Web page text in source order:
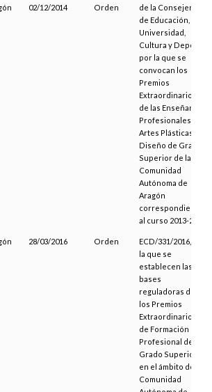
02/12/2014 Orden
de la Consejera
de Educación,
Universidad,
Cultura y Deporte,
por la que se
convocan los
Premios
Extraordinarios
de las Enseñanzas
Profesionales de
Artes Plásticas y
Diseño de Grado
Superior de la
Comunidad
Autónoma de
Aragón
correspondientes
al curso 2013-2014
28/03/2016 Orden
ECD/331/2016, por
la que se
establecen las
bases
reguladoras de
los Premios
Extraordinarios
de Formación
Profesional de
Grado Superior
en el ámbito de la
Comunidad